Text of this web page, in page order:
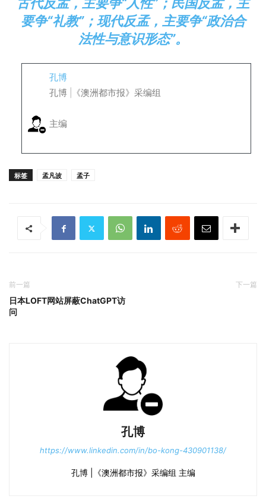
古代反孟，主要争“人性”；民国反孟，主
要争“礼教”；现代反孟，主要争“政治合
法性与意识形态”。
孔博
孔博 |《澳洲都市报》采编组
主编
标签 孟凡波 孟子
前一篇
日本LOFT网站屏蔽ChatGPT访
问
下一篇
孔博
https://www.linkedin.com/in/bo-kong-430901138/
孔博 |《澳洲都市报》采编组 主编